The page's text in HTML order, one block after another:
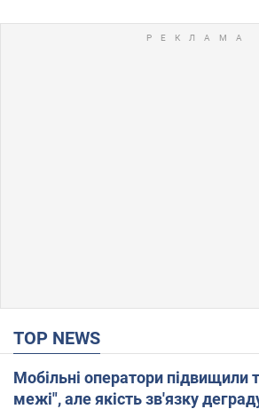
TOP NEWS
Мобільні оператори підвищили
межі", але якість зв'язку